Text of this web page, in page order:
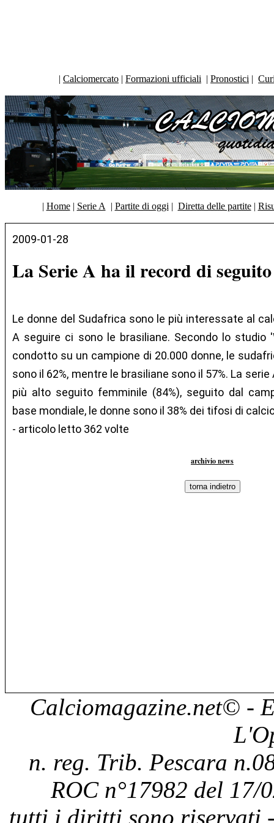
| Calciomercato | Formazioni ufficiali | Pronostici |
| Home| Serie A | Partite di oggi | Diretta delle partite|
2009-01-28
La Serie A ha il record di
Le donne del Sudafrica sono le più interessate al
A seguire ci sono le brasiliane. Secondo lo studio
condotto su un campione di 20.000 donne, le
sono il 62%, mentre le brasiliane sono il 57%. La
più alto seguito femminile (84%), seguito dal
base mondiale, le donne sono il 38% dei tifosi di
- articolo letto 362 volte
archivio news
Calciomagazine.net© -
n. reg. Trib. Pescara
ROC n°17982 del 17/
tutti i diritti sono riservati